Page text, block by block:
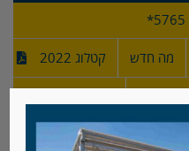
מה חדש קטלוג 2022